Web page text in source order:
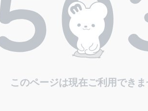
このページは現在ご利用でき